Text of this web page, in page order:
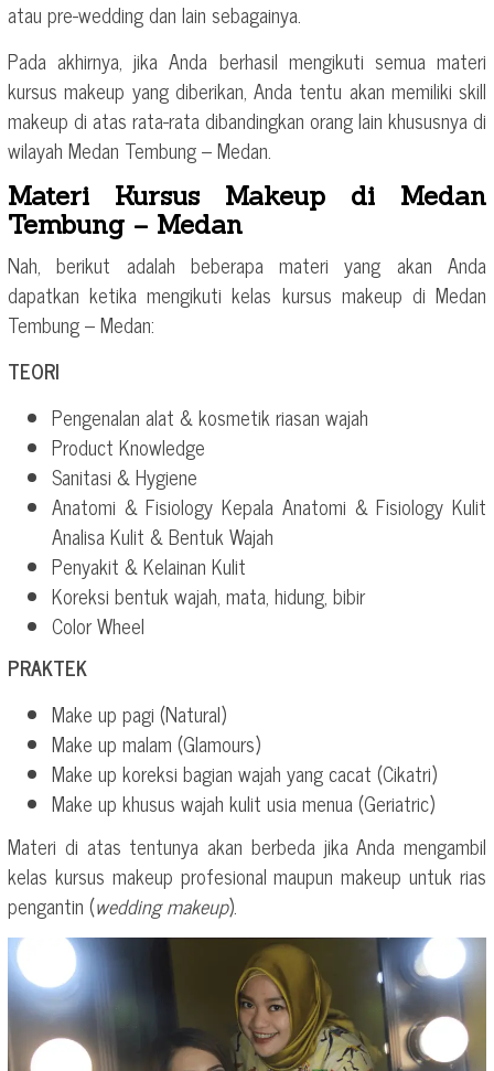
atau pre-wedding dan lain sebagainya.
Pada akhirnya, jika Anda berhasil mengikuti semua materi
kursus makeup yang diberikan, Anda tentu akan memiliki skill
makeup di atas rata-rata dibandingkan orang lain khususnya di
wilayah Medan Tembung – Medan.
Materi Kursus Makeup di Medan
Tembung – Medan
Nah, berikut adalah beberapa materi yang akan Anda
dapatkan ketika mengikuti kelas kursus makeup di Medan
Tembung – Medan:
TEORI
Pengenalan alat & kosmetik riasan wajah
Product Knowledge
Sanitasi & Hygiene
Anatomi & Fisiology Kepala Anatomi & Fisiology Kulit
Analisa Kulit & Bentuk Wajah
Penyakit & Kelainan Kulit
Koreksi bentuk wajah, mata, hidung, bibir
Color Wheel
PRAKTEK
Make up pagi (Natural)
Make up malam (Glamours)
Make up koreksi bagian wajah yang cacat (Cikatri)
Make up khusus wajah kulit usia menua (Geriatric)
Materi di atas tentunya akan berbeda jika Anda mengambil
kelas kursus makeup profesional maupun makeup untuk rias
pengantin (wedding makeup).